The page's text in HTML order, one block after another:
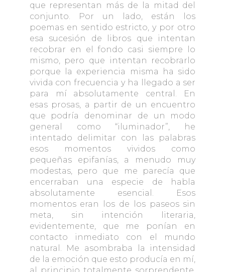
que representan más de la mitad del
conjunto. Por un lado, están los
poemas en sentido estricto, y por otro
esa sucesión de libros que intentan
recobrar en el fondo casi siempre lo
mismo, pero que intentan recobrarlo
porque la experiencia misma ha sido
vivida con frecuencia y ha llegado a ser
para mí absolutamente central. En
esas prosas, a partir de un encuentro
que podría denominar de un modo
general como “iluminador”, he
intentado delimitar con las palabras
esos momentos vividos como
pequeñas epifanías, a menudo muy
modestas, pero que me parecía que
encerraban una especie de habla
absolutamente esencial. Esos
momentos eran los de los paseos sin
meta, sin intención literaria,
evidentemente, que me ponían en
contacto inmediato con el mundo
natural. Me asombraba la intensidad
de la emoción que esto producía en mí,